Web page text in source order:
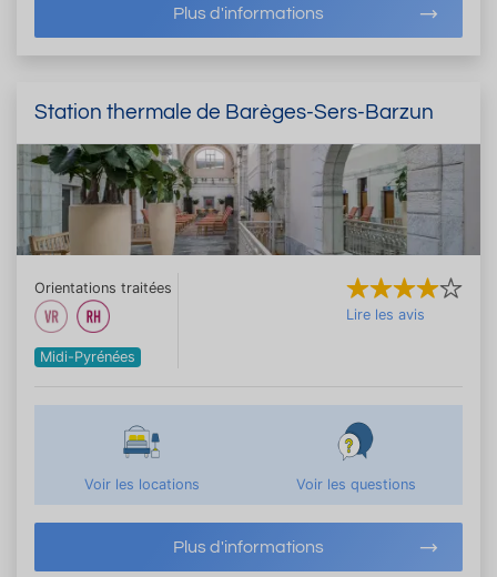
Plus d'informations
Station thermale de Barèges-Sers-Barzun
Orientations traitées
Midi-Pyrénées
Lire les avis
Voir les locations Voir les questions
Plus d'informations